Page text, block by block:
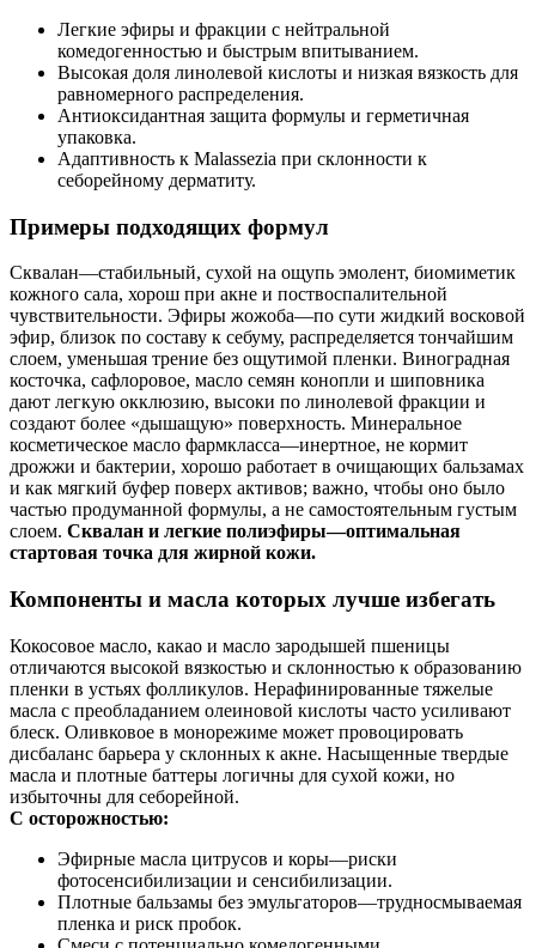
Легкие эфиры и фракции с нейтральной
комедогенностью и быстрым впитыванием.
Высокая доля линолевой кислоты и низкая вязкость для
равномерного распределения.
Антиоксидантная защита формулы и герметичная
упаковка.
Адаптивность к Malassezia при склонности к
себорейному дерматиту.
Примеры подходящих формул
Сквалан—стабильный, сухой на ощупь эмолент, биомиметик
кожного сала, хорош при акне и поствоспалительной
чувствительности. Эфиры жожоба—по сути жидкий восковой
эфир, близок по составу к себуму, распределяется тончайшим
слоем, уменьшая трение без ощутимой пленки. Виноградная
косточка, сафлоровое, масло семян конопли и шиповника
дают легкую окклюзию, высоки по линолевой фракции и
создают более «дышащую» поверхность. Минеральное
косметическое масло фармкласса—инертное, не кормит
дрожжи и бактерии, хорошо работает в очищающих бальзамах
и как мягкий буфер поверх активов; важно, чтобы оно было
частью продуманной формулы, а не самостоятельным густым
слоем. Сквалан и легкие полиэфиры—оптимальная
стартовая точка для жирной кожи.
Компоненты и масла которых лучше избегать
Кокосовое масло, какао и масло зародышей пшеницы
отличаются высокой вязкостью и склонностью к образованию
пленки в устьях фолликулов. Нерафинированные тяжелые
масла с преобладанием олеиновой кислоты часто усиливают
блеск. Оливковое в монорежиме может провоцировать
дисбаланс барьера у склонных к акне. Насыщенные твердые
масла и плотные баттеры логичны для сухой кожи, но
избыточны для себорейной.
С осторожностью:
Эфирные масла цитрусов и коры—риски
фотосенсибилизации и сенсибилизации.
Плотные бальзамы без эмульгаторов—трудносмываемая
пленка и риск пробок.